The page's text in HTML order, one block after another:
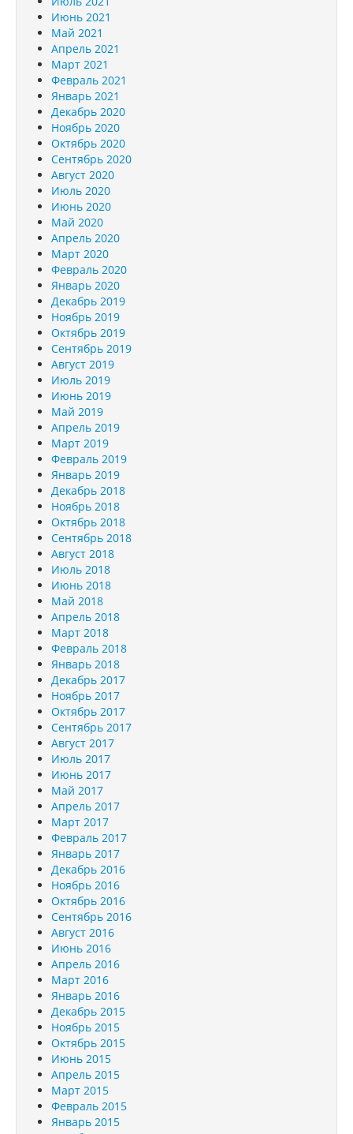
Июнь 2021
Май 2021
Апрель 2021
Март 2021
Февраль 2021
Январь 2021
Декабрь 2020
Ноябрь 2020
Октябрь 2020
Сентябрь 2020
Август 2020
Июль 2020
Июнь 2020
Май 2020
Апрель 2020
Март 2020
Февраль 2020
Январь 2020
Декабрь 2019
Ноябрь 2019
Октябрь 2019
Сентябрь 2019
Август 2019
Июль 2019
Июнь 2019
Май 2019
Апрель 2019
Март 2019
Февраль 2019
Январь 2019
Декабрь 2018
Ноябрь 2018
Октябрь 2018
Сентябрь 2018
Август 2018
Июль 2018
Июнь 2018
Май 2018
Апрель 2018
Март 2018
Февраль 2018
Январь 2018
Декабрь 2017
Ноябрь 2017
Октябрь 2017
Сентябрь 2017
Август 2017
Июль 2017
Июнь 2017
Май 2017
Апрель 2017
Март 2017
Февраль 2017
Январь 2017
Декабрь 2016
Ноябрь 2016
Октябрь 2016
Сентябрь 2016
Август 2016
Июнь 2016
Апрель 2016
Март 2016
Январь 2016
Декабрь 2015
Ноябрь 2015
Октябрь 2015
Июнь 2015
Апрель 2015
Март 2015
Февраль 2015
Январь 2015